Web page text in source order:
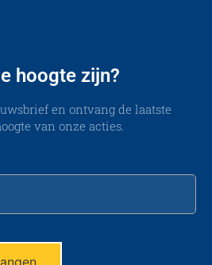
hoogte zijn?
en ontvang de laatste
van onze acties.